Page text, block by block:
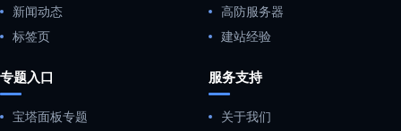
新闻动态
标签页
高防服务器
建站经验
专题入口
宝塔面板专题
服务支持
关于我们